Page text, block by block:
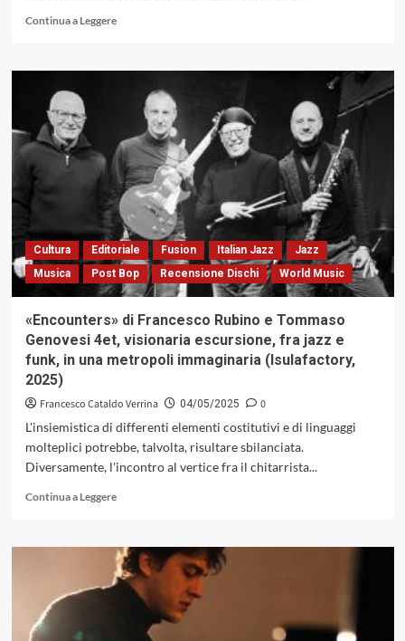
Continua a LeggereLeggi
su
Premio
Perugia
Alberto
Alberti
per
il
Jazz.
Seconda
Edizione
2025
Cultura Editoriale Fusion Italian Jazz
Jazz
Musica
Post Bop Recensione Dischi World Music
«Encounters» di Francesco Rubino e Tommaso
Genovesi 4et, visionaria escursione, fra jazz e
funk, in una metropoli immaginaria (Isulafactory,
2025)
Francesco Cataldo Verrina 04/05/2025
0
L'insiemistica di differenti elementi costitutivi e di linguaggi
molteplici potrebbe, talvolta, risultare sbilanciata.
Diversamente, l'incontro al vertice fra il chitarrista...
Continua a LeggereLeggi
su
«Encounters»
di
Francesco